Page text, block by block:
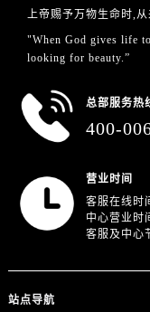
上帝赐予万物生命时,
"When God gives life
looking for beauty.”
总部服务热
400-
营业时间
客服在线时
中心营业时
客服及中心
站点导航